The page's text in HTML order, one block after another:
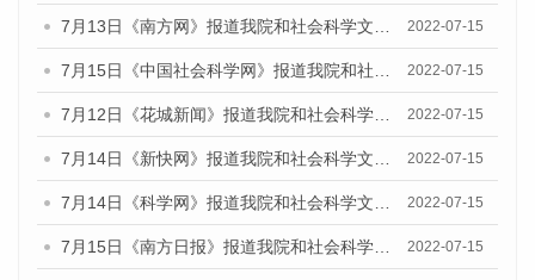
7月13日《南方网》报道我院和社会科学文献出版社联合发布的《广州蓝皮书：广州数字经济发展报告（2022）》的媒体文章 2022-07-15
7月15日《中国社会科学网》报道我院和社会科学文献出版社联合发布的《广州蓝皮书：广州数字经济发展报告（2022）》的媒体文章 2022-07-15
7月12日《花城新闻》报道我院和社会科学文献出版社联合发布的《广州蓝皮书：广州数字经济发展报告（2022）》的媒体文章 2022-07-15
7月14日《新快网》报道我院和社会科学文献出版社联合发布的《广州蓝皮书：广州数字经济发展报告（2022）》的媒体文章 2022-07-15
7月14日《科学网》报道我院和社会科学文献出版社联合发布的《广州蓝皮书：广州数字经济发展报告（2022）》的媒体文章 2022-07-15
7月15日《南方日报》报道我院和社会科学文献出版社联合发布的《广州蓝皮书：广州数字经济发展报告（2022）》的媒体文章 2022-07-15